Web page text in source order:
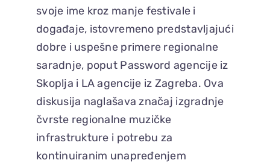
svoje ime kroz manje festivale i
događaje, istovremeno predstavljajući
dobre i uspešne primere regionalne
saradnje, poput Password agencije iz
Skoplja i LA agencije iz Zagreba. Ova
diskusija naglašava značaj izgradnje
čvrste regionalne muzičke
infrastrukture i potrebu za
kontinuiranim unapređenjem